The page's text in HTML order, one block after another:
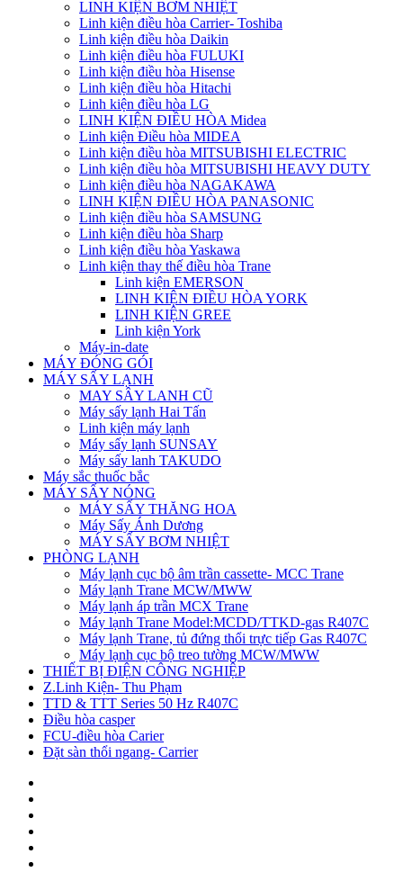
LINH KIỆN BƠM NHIỆT
Linh kiện điều hòa Carrier- Toshiba
Linh kiện điều hòa Daikin
Linh kiện điều hòa FULUKI
Linh kiện điều hòa Hisense
Linh kiện điều hòa Hitachi
Linh kiện điều hòa LG
LINH KIỆN ĐIỀU HÒA Midea
Linh kiện Điều hòa MIDEA
Linh kiện điều hòa MITSUBISHI ELECTRIC
Linh kiện điều hòa MITSUBISHI HEAVY DUTY
Linh kiện điều hòa NAGAKAWA
LINH KIỆN ĐIỀU HÒA PANASONIC
Linh kiện điều hòa SAMSUNG
Linh kiện điều hòa Sharp
Linh kiện điều hòa Yaskawa
Linh kiện thay thế điều hòa Trane
Linh kiện EMERSON
LINH KIỆN ĐIỀU HÒA YORK
LINH KIỆN GREE
Linh kiện York
Máy-in-date
MÁY ĐÓNG GÓI
MÁY SẤY LẠNH
MAY SÂY LANH CŨ
Máy sấy lạnh Hai Tấn
Linh kiện máy lạnh
Máy sấy lạnh SUNSAY
Máy sấy lanh TAKUDO
Máy sắc thuốc bắc
MÁY SẤY NÓNG
MÁY SẤY THĂNG HOA
Máy Sấy Ánh Dương
MÁY SẤY BƠM NHIỆT
PHÒNG LẠNH
Máy lạnh cục bộ âm trần cassette- MCC Trane
Máy lạnh Trane MCW/MWW
Máy lạnh áp trần MCX Trane
Máy lạnh Trane Model:MCDD/TTKD-gas R407C
Máy lạnh Trane, tủ đứng thổi trực tiếp Gas R407C
Máy lạnh cục bộ treo tường MCW/MWW
THIẾT BỊ ĐIỆN CÔNG NGHIỆP
Z.Linh Kiện- Thu Phạm
TTD & TTT Series 50 Hz R407C
Điều hòa casper
FCU-điều hòa Carier
Đặt sàn thổi ngang- Carrier